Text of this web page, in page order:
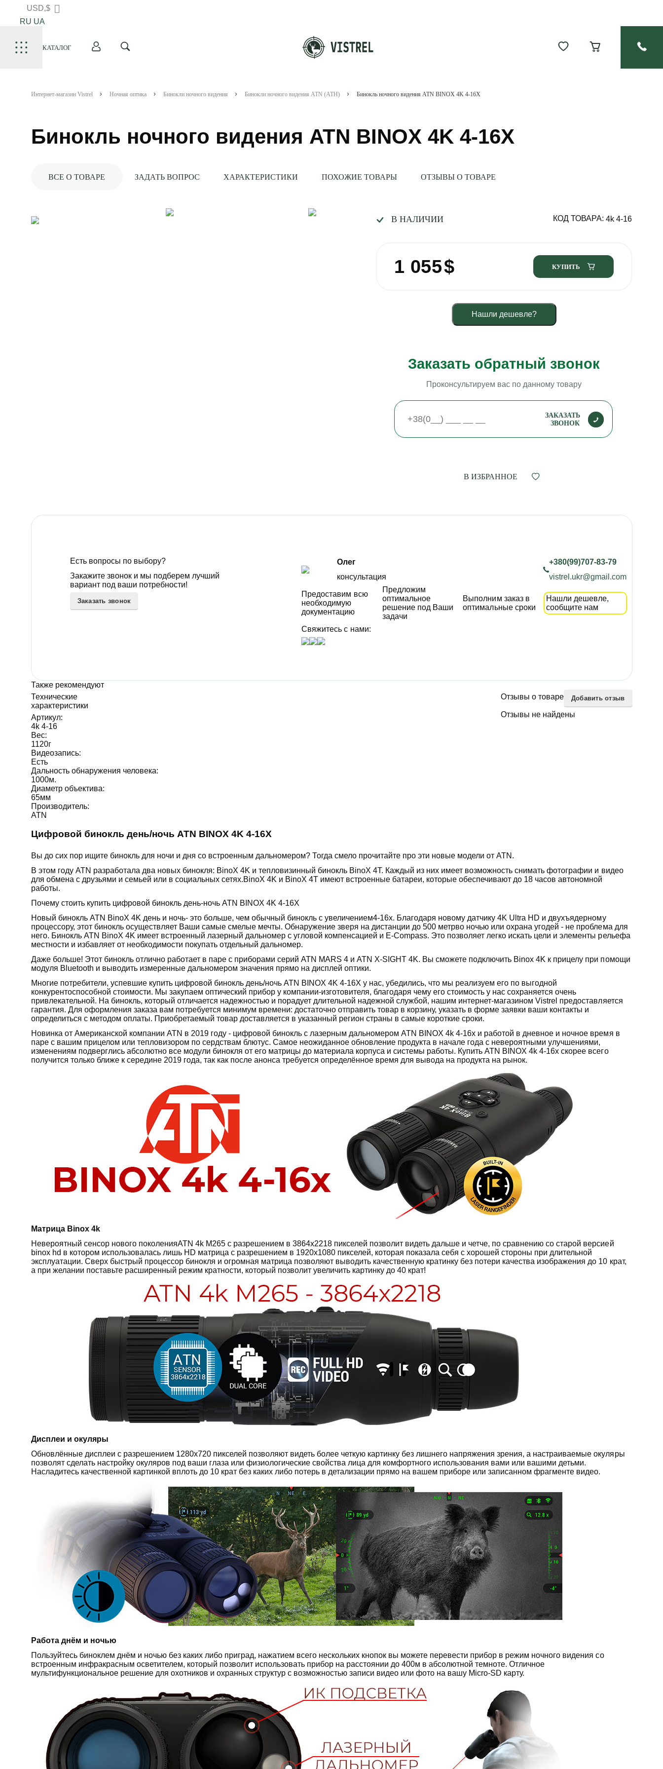
USD,$
RU UA
КАТАЛОГ
Интернет-магазин Vistrel Ночная оптика Бинокли ночного видения Бинокли ночного видения ATN (АТН) Бинокль ночного видения ATN BINOX 4K 4-16X
Бинокль ночного видения ATN BINOX 4K 4-16X
ВСЕ О ТОВАРЕ ЗАДАТЬ ВОПРОС ХАРАКТЕРИСТИКИ ПОХОЖИЕ ТОВАРЫ ОТЗЫВЫ О ТОВАРЕ
В НАЛИЧИИ КОД ТОВАРА: 4k 4-16
1 055$ КУПИТЬ
Нашли дешевле?
Заказать обратный звонок
Проконсультируем вас по данному товару
ЗАКАЗАТЬ
ЗВОНОК
В ИЗБРАННОЕ
Есть вопросы по выбору?
Закажите звонок и мы подберем лучший
вариант под ваши потребности!
Заказать звонок
Олег
консультация
+380(99)707-83-79
vistrel.ukr@gmail.com
Предоставим всю
необходимую
документацию
Предложим
оптимальное
решение под Ваши
задачи
Выполним заказ в
оптимальные сроки
Нашли дешевле,
сообщите нам
Свяжитесь с нами:
Также рекомендуют
Технические
характеристики
Артикул:
4k 4-16
Вес:
1120г
Видеозапись:
Есть
Дальность обнаружения человека:
1000м.
Диаметр объектива:
65мм
Производитель:
ATN
Отзывы о товаре Добавить отзыв
Отзывы не найдены
Цифровой бинокль день/ночь ATN BINOX 4K 4-16X
Вы до сих пор ищите бинокль для ночи и дня со встроенным дальномером? Тогда смело прочитайте про эти новые модели от ATN.
В этом году ATN разработала два новых бинокля: BinoX 4K и тепловизинный бинокль BinoX 4T. Каждый из них имеет возможность снимать фотографии и видео
для обмена с друзьями и семьей или в социальных сетях.BinoX 4K и BinoX 4T имеют встроенные батареи, которые обеспечивают до 18 часов автономной
работы.
Почему стоить купить цифровой бинокль день-ночь ATN BINOX 4K 4-16X
Новый бинокль ATN BinoX 4K день и ночь- это больше, чем обычный бинокль с увеличением4-16x. Благодаря новому датчику 4K Ultra HD и двухъядерному
процессору, этот бинокль осуществляет Ваши самые смелые мечты. Обнаружение зверя на дистанции до 500 метрво ночью или охрана угодей - не проблема для
него. Бинокль ATN BinoX 4K имеет встроенный лазерный дальномер с угловой компенсацией и E-Compass. Это позволяет легко искать цели и элементы рельефа
местности и избавляет от необходимости покупать отдельный дальномер.
Даже больше! Этот бинокль отлично работает в паре с приборами серий ATN MARS 4 и ATN X-SIGHT 4K. Вы сможете подключить Binox 4K к прицелу при помощи
модуля Bluetooth и выводить измеренные дальномером значения прямо на дисплей оптики.
Многие потребители, успевшие купить цифровой бинокль день/ночь ATN BINOX 4K 4-16X у нас, убедились, что мы реализуем его по выгодной
конкурентоспособной стоимости. Мы закупаем оптический прибор у компании-изготовителя, благодаря чему его стоимость у нас сохраняется очень
привлекательной. На бинокль, который отличается надежностью и порадует длительной надежной службой, нашим интернет-магазином Vistrel предоставляется
гарантия. Для оформления заказа вам потребуется минимум времени: достаточно отправить товар в корзину, указать в форме заявки ваши контакты и
определиться с методом оплаты. Приобретаемый товар доставляется в указанный регион страны в самые короткие сроки.
Новинка от Американской компании ATN в 2019 году - цифровой бинокль с лазерным дальномером ATN BINOX 4k 4-16x и работой в дневное и ночное время в
паре с вашим прицелом или тепловизором по сердствам блютус. Самое неожиданное обновление продукта в начале года с невероятными улучшениями,
изменениям подверглись абсолютно все модули бинокля от его матрицы до материала корпуса и системы работы. Купить ATN BINOX 4k 4-16x скорее всего
получится только ближе к середине 2019 года, так как после анонса требуется определённое время для вывода на продукта на рынок.
Матрица Binox 4k
Невероятный сенсор нового поколенияATN 4k M265 с разрешением в 3864x2218 пикселей позволит видеть дальше и четче, по сравнению со старой версией
binox hd в котором использовалась лишь HD матрица с разрешением в 1920x1080 пикселей, которая показала себя с хорошей стороны при длительной
эксплуатации. Сверх быстрый процессор бинокля и огромная матрица позволяют выводить качественную кратинку без потери качества изображения до 10 крат,
а при желании поставьте расширенный режим кратности, который позволит увеличить картинку до 40 крат!
Дисплеи и окуляры
Обновлённые дисплеи с разрешением 1280x720 пикселей позволяют видеть более четкую картинку без лишнего напряжения зрения, а настраиваемые окуляры
позволят сделать настройку окуляров под ваши глаза или физиологические свойства лица для комфортного использования вами или вашими детьми.
Насладитесь качественной картинкой вплоть до 10 крат без каких либо потерь в детализации прямо на вашем приборе или записанном фрагменте видео.
Работа днём и ночью
Пользуйтесь биноклем днём и ночью без каких либо приград, нажатием всего нескольких кнопок вы можете перевести прибор в режим ночного видения со
встроенным инфракрасным осветителем, который позволит использовать прибор на расстоянии до 400м в абсолютной темноте. Отличное
мультифункциональное решение для охотников и охранных структур с возможностью записи видео или фото на вашу Micro-SD карту.